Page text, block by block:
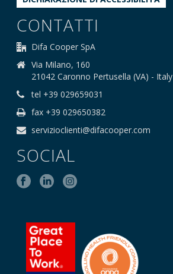
CONTATTI
Difa Cooper SpA
Via Milano, 160
21042 Caronno Pertusella (VA) - Italy
tel +39 029659031
fax +39 029650382
servizioclienti@difacooper.com
SOCIAL